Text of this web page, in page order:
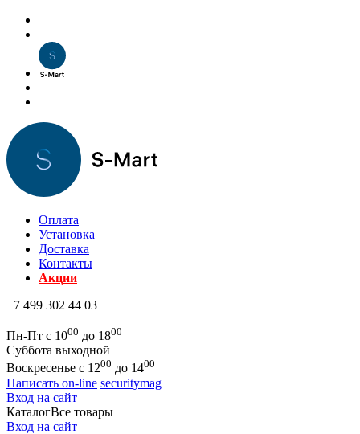
Оплата
Установка
Доставка
Контакты
Акции
+7 499 302 44 03
Пн-Пт с 1000 до 1800
Суббота выходной
Воскресенье с 1200 до 1400
Написать on-line securitymag
Вход на сайт
КаталогВсе товары
Вход на сайт